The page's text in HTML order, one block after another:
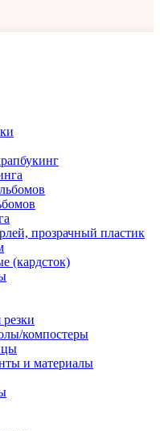
прозрачный пластик
(кардсток)
компостеры
и материалы